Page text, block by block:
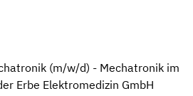
(m/w/d) - Mechatronik im
Erbe Elektromedizin GmbH